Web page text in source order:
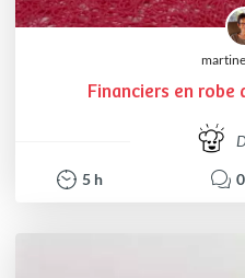
Financiers en robe
5 h 0